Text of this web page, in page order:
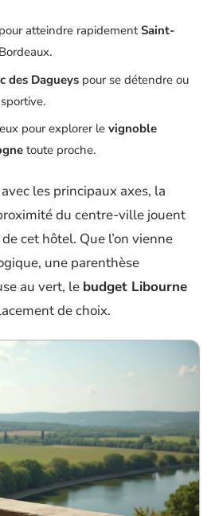
atteindre rapidementSaint-
des Dagueys pour se détendre ou
pour explorer le vignoble
toute proche.
les principaux axes, la
du centre-ville jouent
cet hôtel. Que l’on vienne
une parenthèse
au vert, le budget Libourne
de choix.